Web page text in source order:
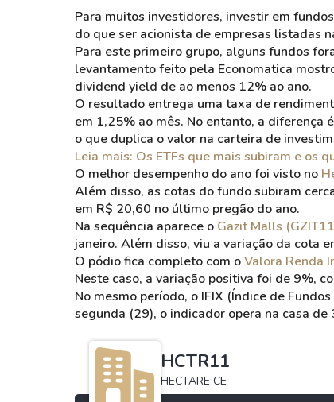
Para muitos investidores, investir em
do que ser acionista de empresas listadas
Para este primeiro grupo, alguns fundos
levantamento feito pela Economatica
dividend yield de ao menos 12% ao ano.
O resultado entrega uma taxa de
em 1,25% ao mês. No entanto, a diferença
o que duplica o valor na carteira de
Leia mais: Os ETFs que mais subiram e os
O melhor desempenho do ano foi visto no
Além disso, as cotas do fundo subiram
em R$ 20,60 no último pregão do ano.
Na sequência aparece o Gazit Malls
janeiro. Além disso, viu a variação da cota
O pódio fica completo com oValora Renda
Neste caso, a variação positiva foi de 9%,
No mesmo período, o IFIX (Índice de
segunda (29), o indicador opera na casa
HCTR11
HECTARE CE